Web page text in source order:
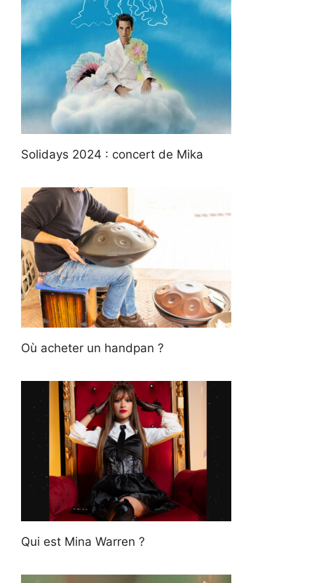
Solidays 2024 : concert de Mika
Où acheter un handpan ?
Qui est Mina Warren ?